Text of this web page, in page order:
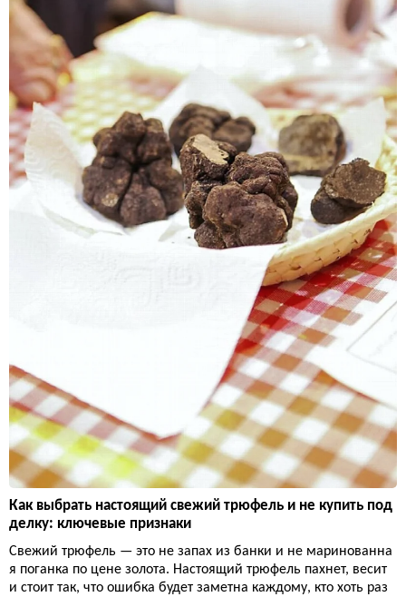
Как выбрать настоящий свежий трюфель и не купить под
делку: ключевые признаки
Свежий трюфель — это не запах из банки и не маринованна
я поганка по цене золота. Настоящий трюфель пахнет, весит
и стоит так, что ошибка будет заметна каждому, кто хоть раз